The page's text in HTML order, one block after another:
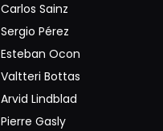
Carlos Sainz
Sergio Pérez
Esteban Ocon
Valtteri Bottas
Arvid Lindblad
Pierre Gasly